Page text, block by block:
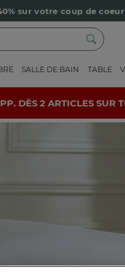
sur votre coup de coeur
Livraison
Retour
Payez en 3x
Le parrainage Linvosges :
-10% supp. dès 2 articles
SALLE DE BAIN TABLE
DÈS 2 ARTICLES SUR